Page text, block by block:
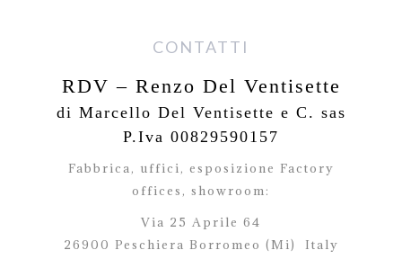
CONTATTI
RDV – Renzo Del Ventisette
di Marcello Del Ventisette e C. sas
P.Iva 00829590157
Fabbrica, uffici, esposizione Factory
offices, showroom:
Via 25 Aprile 64
26900 Peschiera Borromeo (Mi)
Italy